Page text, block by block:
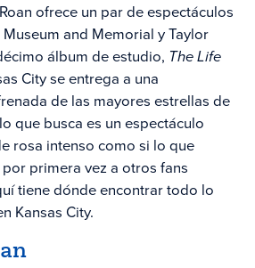
ofrece un par de espectáculos
and Memorial y Taylor
álbum de estudio, The Life
City se entrega a una
de las mayores estrellas de
que busca es un espectáculo
rosa intenso como si lo que
primera vez a otros fans
tiene dónde encontrar todo lo
Kansas City.